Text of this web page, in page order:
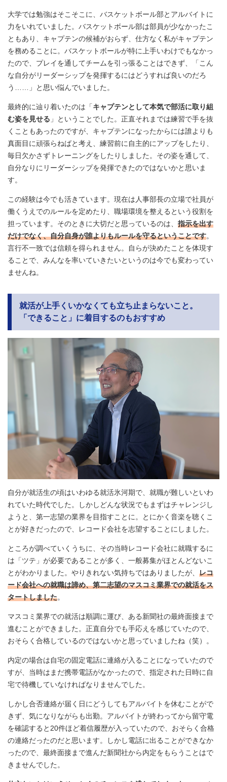
大学では勉強はそこそこに、バスケットボール部とアルバイトに
力をいれていました。バスケットボール部は部員が少なかったこ
ともあり、キャプテンの候補がおらず、仕方なく私がキャプテン
を務めることに。バスケットボールが特に上手いわけでもなかっ
たので、プレイを通してチームを引っ張ることはできず、「こん
な自分がリーダーシップを発揮するにはどうすれば良いのだろ
う……」と思い悩んでいました。
最終的に辿り着いたのは「キャプテンとして本気で部活に取り組
む姿を見せる 」ということでした。正直それまでは練習で手を抜
くこともあったのですが、キャプテンになったからには誰よりも
真面目に頑張らねばと考え、練習前に自主的にアップをしたり、
毎日欠かさずトレーニングをしたりしました。その姿を通して、
自分なりにリーダーシップを発揮できたのではないかと思いま
す。
この経験は今でも活きています。現在は人事部長の立場で社員が
働くうえでのルールを定めたり、職場環境を整えるという役割を
担っています。そのときに大切だと思っているのは、 指示を出す
だけでなく、自分自身が誰よりもルールを守るということです。
言行不一致では信頼を得られません。自らが決めたことを体現す
ることで、みんなを率いていきたいというのは今でも変わってい
ませんね。
就活が上手くいかなくても立ち止まらないこと。
「できること」に着目するのもおすすめ
自分が就活生の頃はいわゆる就活氷河期で、就職が難しいといわ
れていた時代でした。しかしどんな状況でもまずはチャレンジし
ようと、第一志望の業界を目指すことに。とにかく音楽を聴くこ
とが好きだったので、レコード会社を志望することにしました。
ところが調べていくうちに、その当時レコード会社に就職するに
は「ツテ」が必要であることが多く、一般募集がほとんどないこ
とがわかりました。やりきれない気持ちではありましたが、 レコ
ード会社への就職は諦め、第二志望のマスコミ業界での就活をス
タートしました。
マスコミ業界での就活は順調に運び、ある新聞社の最終面接まで
進むことができました。正直自分でも手応えを感じていたので、
おそらく合格しているのではないかと思っていましたね（笑）。
内定の場合は自宅の固定電話に連絡が入ることになっていたので
すが、当時はまだ携帯電話がなかったので、指定された日時に自
宅で待機していなければなりませんでした。
しかし合否連絡が届く日にどうしてもアルバイトを休むことがで
きず、気になりながらも出勤。アルバイトが終わってから留守電
を確認すると20件ほど着信履歴が入っていたので、おそらく合格
の連絡だったのだと思います。しかし電話に出ることができなか
ったので、最終面接まで進んだ新聞社から内定をもらうことはで
きませんでした。